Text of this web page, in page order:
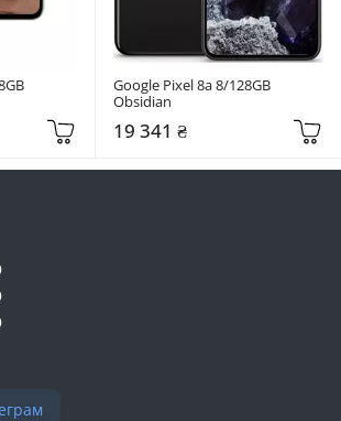
Google Pixel 8a 8/128GB
Obsidian
19 341 ₴